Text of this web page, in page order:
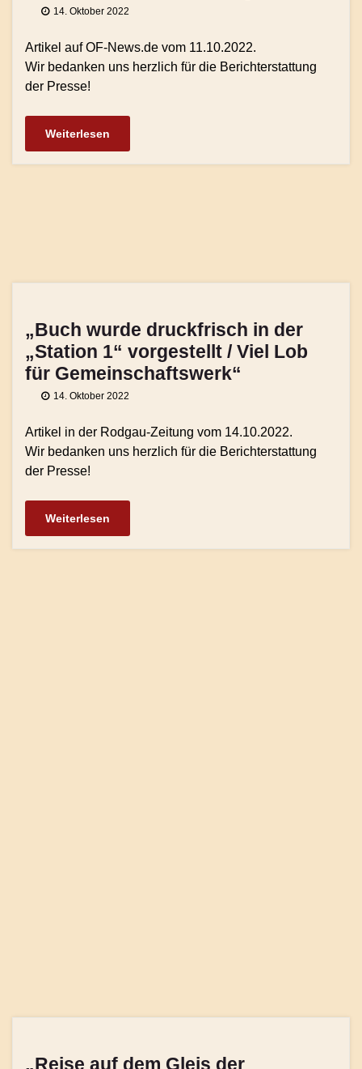
14. Oktober 2022
Artikel auf OF-News.de vom 11.10.2022.
Wir bedanken uns herzlich für die Berichterstattung
der Presse!
Weiterlesen
„Buch wurde druckfrisch in der
„Station 1“ vorgestellt / Viel Lob
für Gemeinschaftswerk“
14. Oktober 2022
Artikel in der Rodgau-Zeitung vom 14.10.2022.
Wir bedanken uns herzlich für die Berichterstattung
der Presse!
Weiterlesen
„Reise auf dem Gleis der